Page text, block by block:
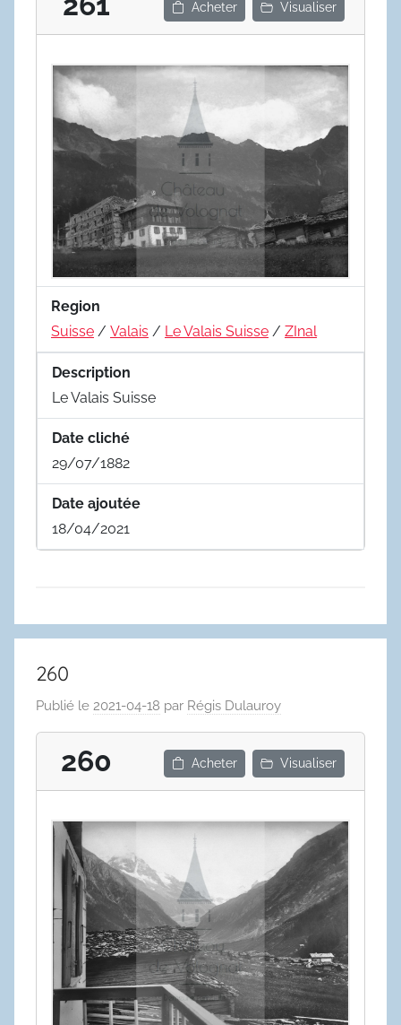
Acheter Visualiser
Region
Suisse / Valais / Le Valais Suisse / ZInal
Description
Le Valais Suisse
Date cliché
29/07/1882
Date ajoutée
18/04/2021
260
Publié le 2021-04-18 par Régis Dulauroy
260 Acheter Visualiser